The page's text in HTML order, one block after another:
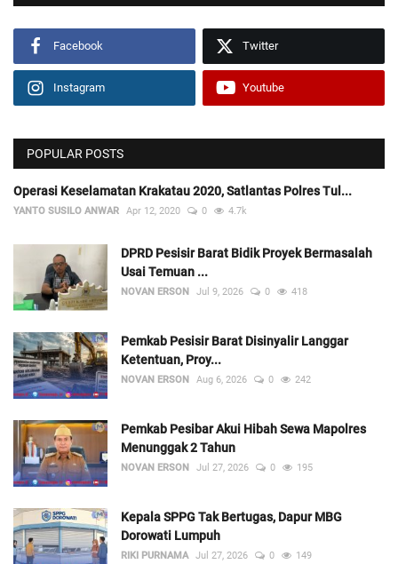
Facebook Twitter
Instagram Youtube
POPULAR POSTS
Operasi Keselamatan Krakatau 2020, Satlantas Polres Tul...
YANTO SUSILO ANWAR Apr 12, 2020 0 4.7k
DPRD Pesisir Barat Bidik Proyek Bermasalah
Usai Temuan ...
NOVAN ERSON Jul 9, 2026 0 418
Pemkab Pesisir Barat Disinyalir Langgar
Ketentuan, Proy...
NOVAN ERSON Aug 6, 2026 0 242
Pemkab Pesibar Akui Hibah Sewa Mapolres
Menunggak 2 Tahun
NOVAN ERSON Jul 27, 2026 0 195
Kepala SPPG Tak Bertugas, Dapur MBG
Dorowati Lumpuh
RIKI PURNAMA Jul 27, 2026 0 149